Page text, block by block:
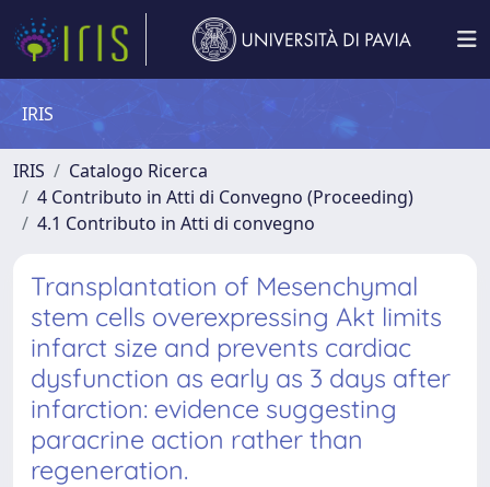
IRIS
IRIS
Catalogo Ricerca
4 Contributo in Atti di Convegno (Proceeding)
4.1 Contributo in Atti di convegno
Transplantation of Mesenchymal
stem cells overexpressing Akt limits
infarct size and prevents cardiac
dysfunction as early as 3 days after
infarction: evidence suggesting
paracrine action rather than
regeneration.